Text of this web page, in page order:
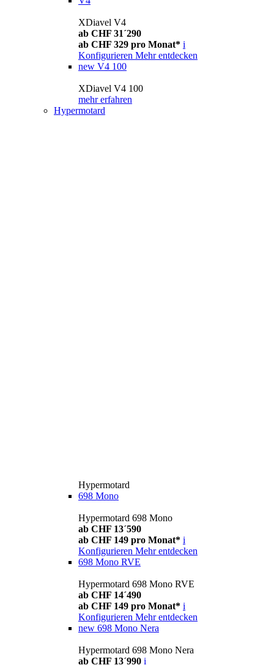
XDiavel V4
ab CHF 31´290
ab CHF 329 pro Monat* i
Konfigurieren Mehr entdecken
new V4 100
XDiavel V4 100
mehr erfahren
Hypermotard
Hypermotard
698 Mono
Hypermotard 698 Mono
ab CHF 13´590
ab CHF 149 pro Monat* i
Konfigurieren Mehr entdecken
698 Mono RVE
Hypermotard 698 Mono RVE
ab CHF 14´490
ab CHF 149 pro Monat* i
Konfigurieren Mehr entdecken
new 698 Mono Nera
Hypermotard 698 Mono Nera
ab CHF 13´990 i